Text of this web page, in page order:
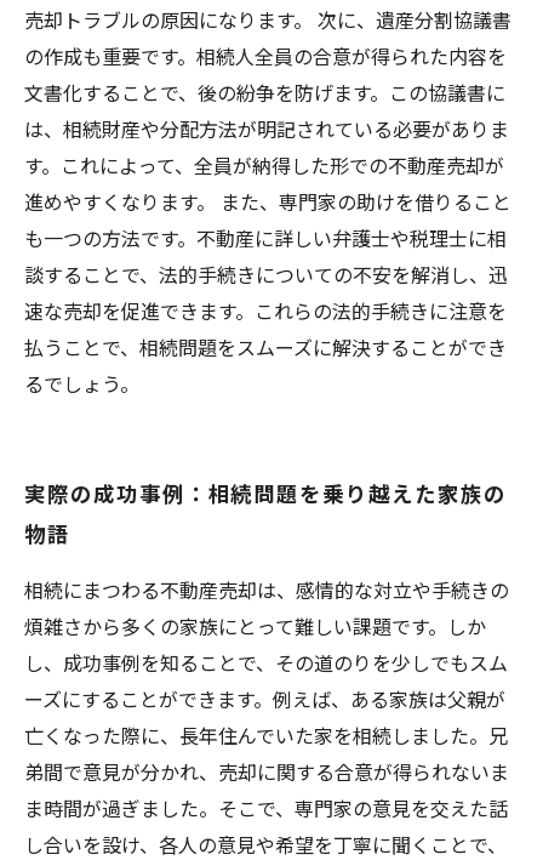
売却トラブルの原因になります。 次に、遺産分割協議書
の作成も重要です。相続人全員の合意が得られた内容を
文書化することで、後の紛争を防げます。この協議書に
は、相続財産や分配方法が明記されている必要がありま
す。これによって、全員が納得した形での不動産売却が
進めやすくなります。 また、専門家の助けを借りること
も一つの方法です。不動産に詳しい弁護士や税理士に相
談することで、法的手続きについての不安を解消し、迅
速な売却を促進できます。これらの法的手続きに注意を
払うことで、相続問題をスムーズに解決することができ
るでしょう。
実際の成功事例：相続問題を乗り越えた家族の
物語
相続にまつわる不動産売却は、感情的な対立や手続きの
煩雑さから多くの家族にとって難しい課題です。しか
し、成功事例を知ることで、その道のりを少しでもスム
ーズにすることができます。例えば、ある家族は父親が
亡くなった際に、長年住んでいた家を相続しました。兄
弟間で意見が分かれ、売却に関する合意が得られないま
ま時間が過ぎました。そこで、専門家の意見を交えた話
し合いを設け、各人の意見や希望を丁寧に聞くことで、